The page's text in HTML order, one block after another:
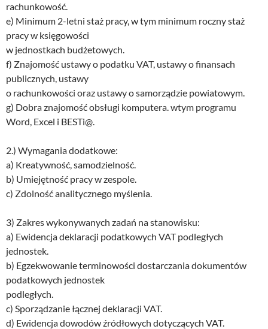
rachunkowość.
e) Minimum 2-letni staż pracy, w tym minimum roczny staż
pracy w księgowości
w jednostkach budżetowych.
f) Znajomość ustawy o podatku VAT, ustawy o finansach
publicznych, ustawy
o rachunkowości oraz ustawy o samorządzie powiatowym.
g) Dobra znajomość obsługi komputera. wtym programu
Word, Excel i BESTi@.
2.) Wymagania dodatkowe:
a) Kreatywność, samodzielność.
b) Umiejętność pracy w zespole.
c) Zdolność analitycznego myślenia.
3) Zakres wykonywanych zadań na stanowisku:
a) Ewidencja deklaracji podatkowych VAT podległych
jednostek.
b) Egzekwowanie terminowości dostarczania dokumentów
podatkowych jednostek
podległych.
c) Sporządzanie łącznej deklaracji VAT.
d) Ewidencja dowodów źródłowych dotyczących VAT.